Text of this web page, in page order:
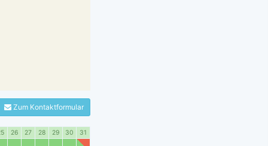
Zum Kontaktformular
26 27 28 29 30
31